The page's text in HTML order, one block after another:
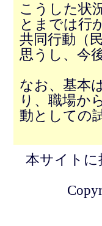
こうした状
とまでは行
共同行動（
思うし、今
なお、基本
り、職場か
動としての
本サイトに